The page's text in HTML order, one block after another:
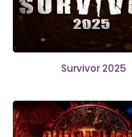
Survivor 2025